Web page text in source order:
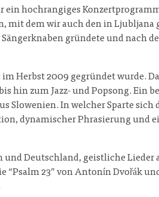
hochrangiges
mit dem wir auch den in Ljubljana
gründete und nach
im Herbst 2009 gegründet wurde.
hin zum Jazz- und Popsong. Ein
Slowenien. In welcher Sparte sich
dynamischer Phrasierung und
Deutschland, geistliche Lieder
“Psalm 23” von Antonín Dvořák